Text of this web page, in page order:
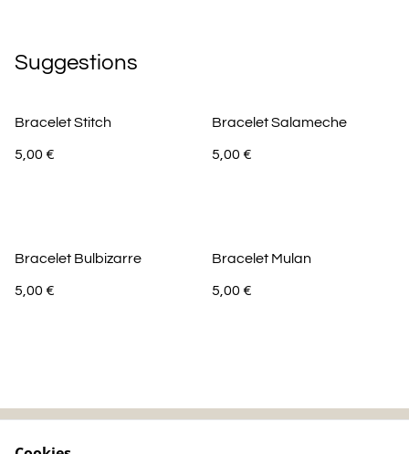
Suggestions
Bracelet Stitch
5,00 €
Bracelet Salameche
5,00 €
Bracelet Bulbizarre
5,00 €
Bracelet Mulan
5,00 €